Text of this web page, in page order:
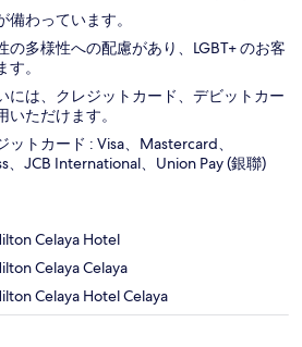
わっています。
の多様性への配慮があり、LGBT+ のお客
。
には、クレジットカード、デビットカー
いただけます。
トカード : Visa、Mastercard、
、JCB International、Union Pay (銀聯)
Celaya Hotel
Celaya Celaya
Celaya Hotel Celaya